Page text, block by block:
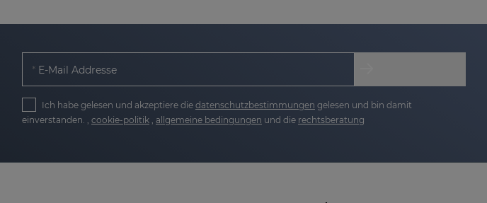
gleichmäßiger und die natürliche Leuchtkraft Ihrer Haut kehrt zurück.
E-Mail Addresse
Ich habe gelesen und akzeptiere die datenschutzbestimmungen gelesen und bin damit
einverstanden. , cookie-politik , allgemeine bedingungen und die rechtsberatung